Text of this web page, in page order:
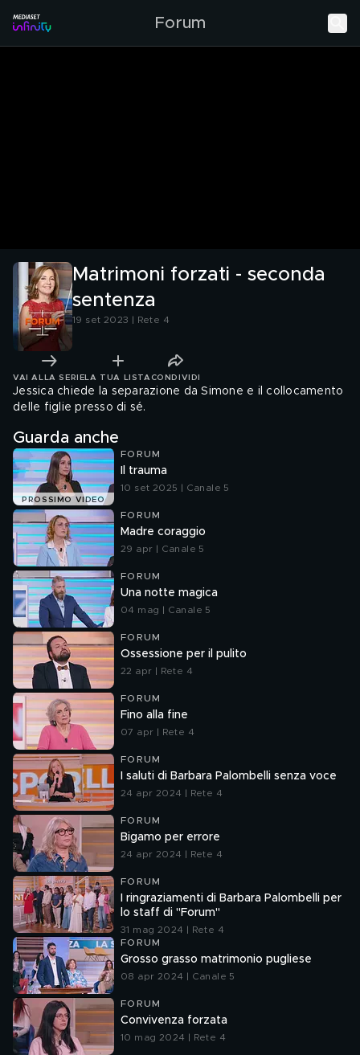
Forum
Matrimoni forzati - seconda
sentenza
19 set 2023 | Rete 4
VAI ALLA SERIE LA TUA LISTA CONDIVIDI
Jessica chiede la separazione da Simone e il collocamento
delle figlie presso di sé.
Guarda anche
PROSSIMO VIDEO
FORUM
Il trauma
10 set 2025 | Canale 5
FORUM
Madre coraggio
29 apr | Canale 5
FORUM
Una notte magica
04 mag | Canale 5
FORUM
Ossessione per il pulito
22 apr | Rete 4
FORUM
Fino alla fine
07 apr | Rete 4
FORUM
I saluti di Barbara Palombelli senza voce
24 apr 2024 | Rete 4
FORUM
Bigamo per errore
24 apr 2024 | Rete 4
FORUM
I ringraziamenti di Barbara Palombelli per
lo staff di "Forum"
31 mag 2024 | Rete 4
FORUM
Grosso grasso matrimonio pugliese
08 apr 2024 | Canale 5
FORUM
Convivenza forzata
10 mag 2024 | Rete 4